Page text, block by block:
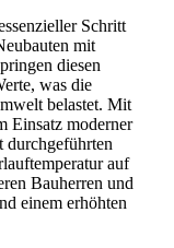
Schritt
mit
diesen
was die
belastet. Mit
Einsatz moderner
durchgeführten
auf
Bauherren und
einem erhöhten